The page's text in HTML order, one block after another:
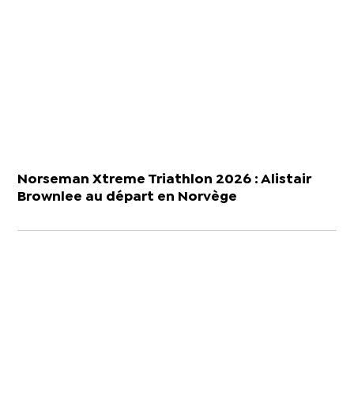
Norseman Xtreme Triathlon 2026 : Alistair
Brownlee au départ en Norvège